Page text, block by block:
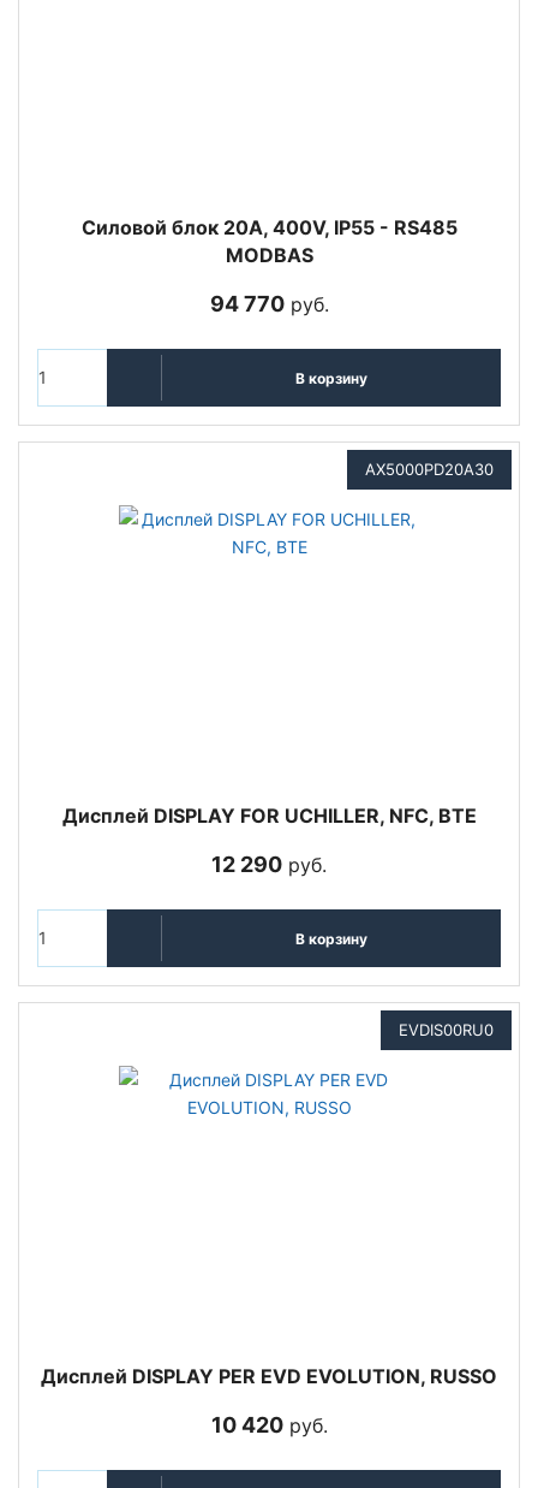
Cиловой блок 20A, 400V, IP55 - RS485
MODBAS
94 770руб.
В корзину
AX5000PD20A30
Дисплей DISPLAY FOR UCHILLER, NFC, BTE
12 290 руб.
В корзину
EVDIS00RU0
Дисплей DISPLAY PER EVD EVOLUTION, RUSSO
10 420руб.